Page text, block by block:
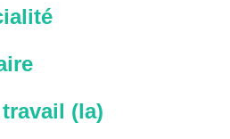
(la)